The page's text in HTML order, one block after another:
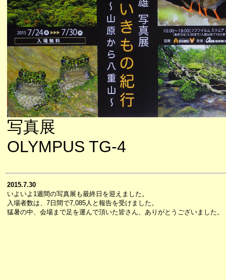
写真展
OLYMPUS TG-4
2015.7.30
いよいよ1週間の写真展も最終日を迎えました。
入場者数は、7日間で7,085人と報告を受けました。
猛暑の中、会場まで足を運んで頂いた皆さん、ありがとうございました。